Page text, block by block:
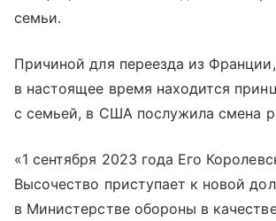
семьи.
Причиной для переезда из
в настоящее время находится
с семьей, в США послужила смена
«1 сентября 2023 года Его
Высочество приступает к новой
в Министерстве обороны в